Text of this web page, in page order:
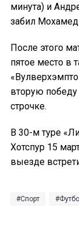
минута) и
забил Мохамед
После этого
пятое место в
вторую победу
строчке.
В 30-м туре
Хотспур 15
выезде
Спорт